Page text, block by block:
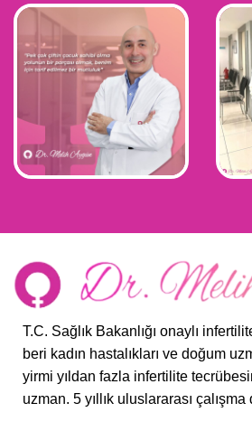
T.C. Sağlık Bakanlığı onaylı
beri kadın hastalıkları ve doğum
yirmi yıldan fazla infertilite
uzman. 5 yıllık uluslararası